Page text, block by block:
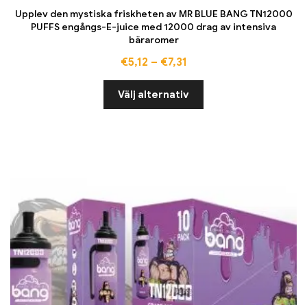
Upplev den mystiska friskheten av MR BLUE BANG TN12000
PUFFS engångs-E-juice med 12000 drag av intensiva
bäraromer
€5,12 – €7,31
Välj alternativ